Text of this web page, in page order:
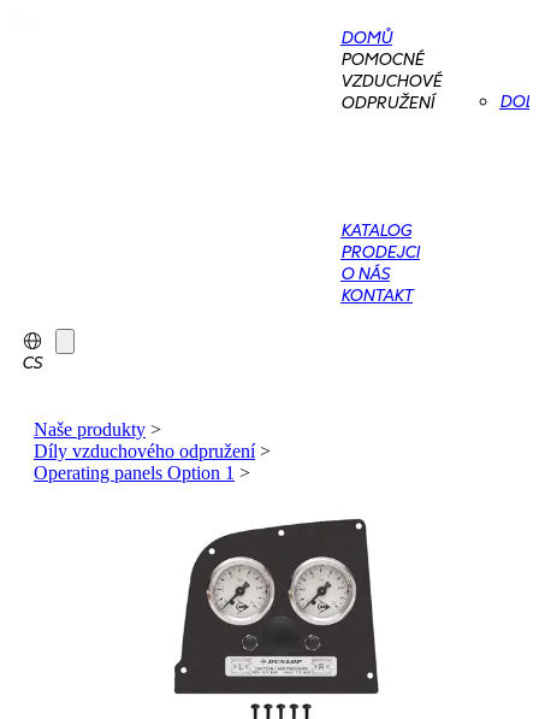
DOMŮ
POMOCNÉ
VZDUCHOVÉ
ODPRUŽENÍ
KATALOG
PRODEJCI
O NÁS
KONTAKT
CS
Naše produkty >
Díly vzduchového odpružení>
Operating panels Option 1 >